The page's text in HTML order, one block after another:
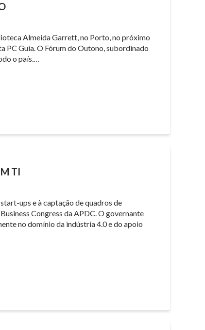
Almeida Garrett, no Porto, no próximo
PC Guia. O Fórum do Outono, subordinado
o país.…
TI
ups e à captação de quadros de
Congress da APDC. O governante
no domínio da indústria 4.0 e do apoio